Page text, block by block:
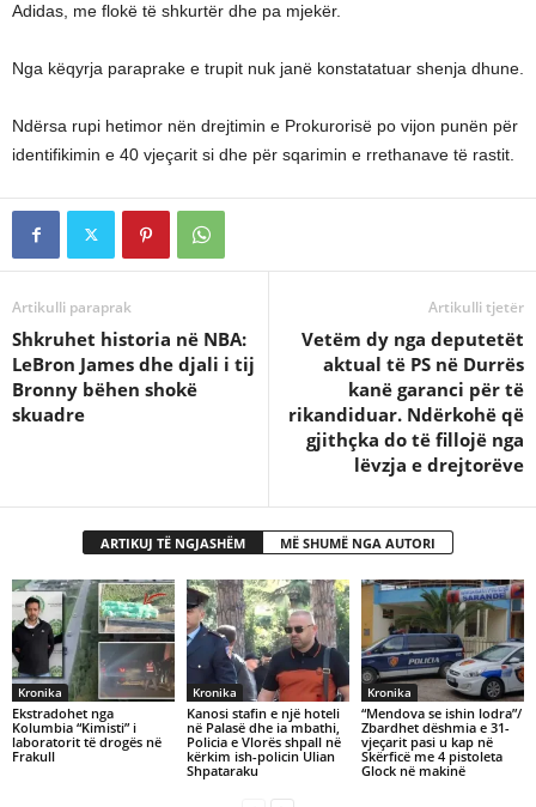
Adidas, me flokë të shkurtër dhe pa mjekër.
Nga këqyrja paraprake e trupit nuk janë konstatatuar shenja dhune.
Ndërsa rupi hetimor nën drejtimin e Prokurorisë po vijon punën për
identifikimin e 40 vjeçarit si dhe për sqarimin e rrethanave të rastit.
Artikulli paraprak
Shkruhet historia në NBA:
LeBron James dhe djali i tij
Bronny bëhen shokë
skuadre
Artikulli tjetër
Vetëm dy nga deputetët
aktual të PS në Durrës
kanë garanci për të
rikandiduar. Ndërkohë që
gjithçka do të fillojë nga
lëvzja e drejtorëve
ARTIKUJ TË NGJASHËM MË SHUMË NGA AUTORI
Kronika
Ekstradohet nga
Kolumbia “Kimisti” i
laboratorit të drogës në
Frakull
Kronika
Kanosi stafin e një hoteli
në Palasë dhe ia mbathi,
Policia e Vlorës shpall në
kërkim ish-policin Ulian
Shpataraku
Kronika
“Mendova se ishin lodra”/
Zbardhet dëshmia e 31-
vjeçarit pasi u kap në
Skërficë me 4 pistoleta
Glock në makinë